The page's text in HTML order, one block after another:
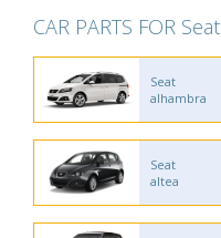
CAR PARTS FOR Seat
Seat
alhambra
Seat
altea